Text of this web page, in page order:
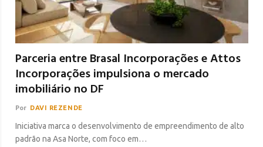
Parceria entre Brasal Incorporações e Attos
Incorporações impulsiona o mercado
imobiliário no DF
Por DAVI REZENDE
Iniciativa marca o desenvolvimento de empreendimento de alto
padrão na Asa Norte, com foco em…